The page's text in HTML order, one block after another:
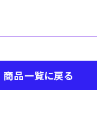
商品一覧に戻る